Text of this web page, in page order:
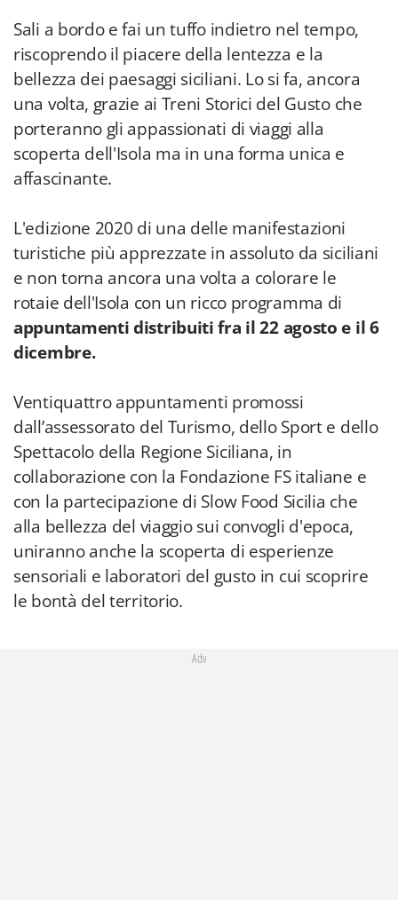
Sali a bordo e fai un tuffo indietro nel tempo,
riscoprendo il piacere della lentezza e la
bellezza dei paesaggi siciliani. Lo si fa, ancora
una volta, grazie ai Treni Storici del Gusto che
porteranno gli appassionati di viaggi alla
scoperta dell'Isola ma in una forma unica e
affascinante.
L'edizione 2020 di una delle manifestazioni
turistiche più apprezzate in assoluto da siciliani
e non torna ancora una volta a colorare le
rotaie dell'Isola con un ricco programma di
appuntamenti distribuiti fra il 22 agosto e il 6
dicembre.
Ventiquattro appuntamenti promossi
dall’assessorato del Turismo, dello Sport e dello
Spettacolo della Regione Siciliana, in
collaborazione con la Fondazione FS italiane e
con la partecipazione di Slow Food Sicilia che
alla bellezza del viaggio sui convogli d'epoca,
uniranno anche la scoperta di esperienze
sensoriali e laboratori del gusto in cui scoprire
le bontà del territorio.
Adv